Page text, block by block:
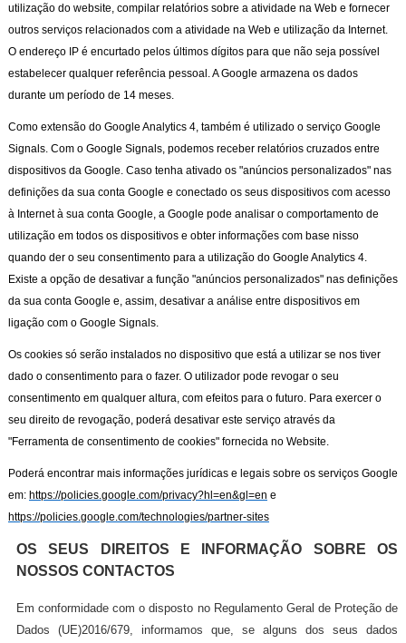
utilização do website, compilar relatórios sobre a atividade na Web e fornecer
outros serviços relacionados com a atividade na Web e utilização da Internet.
O endereço IP é encurtado pelos últimos dígitos para que não seja possível
estabelecer qualquer referência pessoal. A Google armazena os dados
durante um período de 14 meses.
Como extensão do Google Analytics 4, também é utilizado o serviço Google
Signals. Com o Google Signals, podemos receber relatórios cruzados entre
dispositivos da Google. Caso tenha ativado os "anúncios personalizados" nas
definições da sua conta Google e conectado os seus dispositivos com acesso
à Internet à sua conta Google, a Google pode analisar o comportamento de
utilização em todos os dispositivos e obter informações com base nisso
quando der o seu consentimento para a utilização do Google Analytics 4.
Existe a opção de desativar a função "anúncios personalizados" nas definições
da sua conta Google e, assim, desativar a análise entre dispositivos em
ligação com o Google Signals.
Os cookies só serão instalados no dispositivo que está a utilizar se nos tiver
dado o consentimento para o fazer. O utilizador pode revogar o seu
consentimento em qualquer altura, com efeitos para o futuro. Para exercer o
seu direito de revogação, poderá desativar este serviço através da
"Ferramenta de consentimento de cookies" fornecida no Website.
Poderá encontrar mais informações jurídicas e legais sobre os serviços Google
em: https://policies.google.com/privacy?hl=en&gl=en e
https://policies.google.com/technologies/partner-sites
OS SEUS DIREITOS E INFORMAÇÃO SOBRE OS
NOSSOS CONTACTOS
Em conformidade com o disposto no Regulamento Geral de Proteção de
Dados (UE)2016/679, informamos que, se alguns dos seus dados